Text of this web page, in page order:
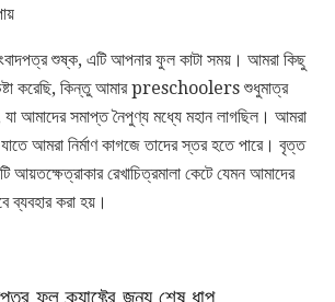
শুষ্ক, এটি আপনার ফুল কাটা সময়। আমরা কিছু
করেছি, কিন্তু আমার preschoolers শুধুমাত্র
যা আমাদের সমাপ্ত নৈপুণ্য মধ্যে মহান লাগছিল। আমরা
আমরা নির্মাণ কাগজে তাদের স্তর হতে পারে। বৃত্ত
আয়তক্ষেত্রাকার রেখাচিত্রমালা কেটে যেমন আমাদের
ব্যবহার করা হয়।